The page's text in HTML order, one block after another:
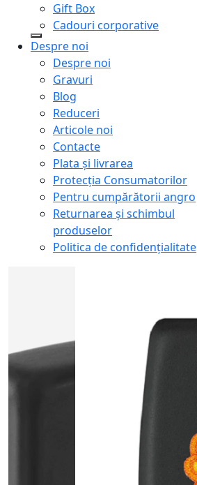
Gift Box
Cadouri corporative
Despre noi
Despre noi
Gravuri
Blog
Reduceri
Articole noi
Contacte
Plata și livrarea
Protecţia Consumatorilor
Pentru cumpărătorii angro
Returnarea și schimbul
produselor
Politica de confidențialitate